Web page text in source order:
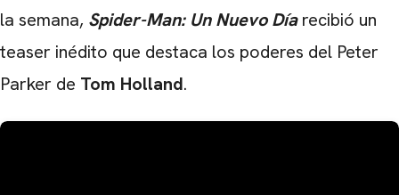
la semana, Spider-Man: Un Nuevo Díarecibió un
teaser inédito que destaca los poderes del Peter
Parker de Tom Holland.